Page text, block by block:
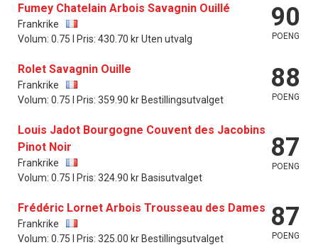
Fumey Chatelain Arbois Savagnin Ouillé
Frankrike
Volum: 0.75 l Pris: 430.70 kr Uten utvalg
90
POENG
Rolet Savagnin Ouille
Frankrike
Volum: 0.75 l Pris: 359.90 kr Bestillingsutvalget
88
POENG
Louis Jadot Bourgogne Couvent des Jacobins
Pinot Noir
Frankrike
Volum: 0.75 l Pris: 324.90 kr Basisutvalget
87
POENG
Frédéric Lornet Arbois Trousseau des Dames
Frankrike
Volum: 0.75 l Pris: 325.00 kr Bestillingsutvalget
87
POENG